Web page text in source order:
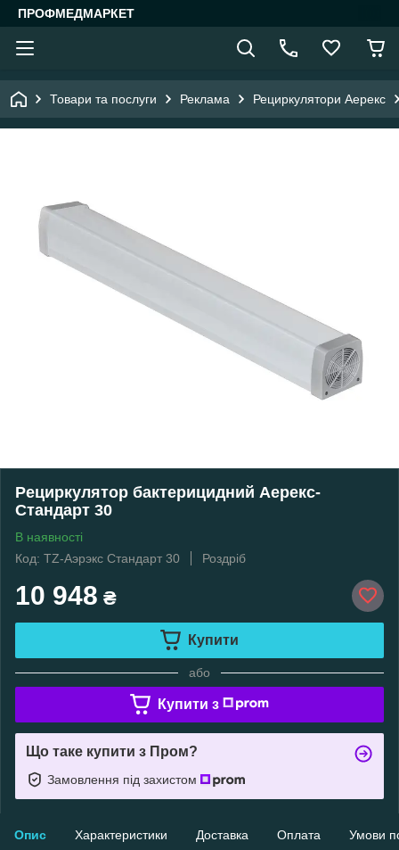
ПРОФМЕДМАРКЕТ
Товари та послуги Реклама Рециркулятори Аерекс
Рециркулятор бактерицидний Аерекс-
Стандарт 30
В наявності
Код: TZ-Аэрэкс Стандарт 30
Роздріб
10 948 ₴
Купити
або
Купити з
Що таке купити з Пром?
Замовлення під захистом
Опис Характеристики Доставка Оплата Умови